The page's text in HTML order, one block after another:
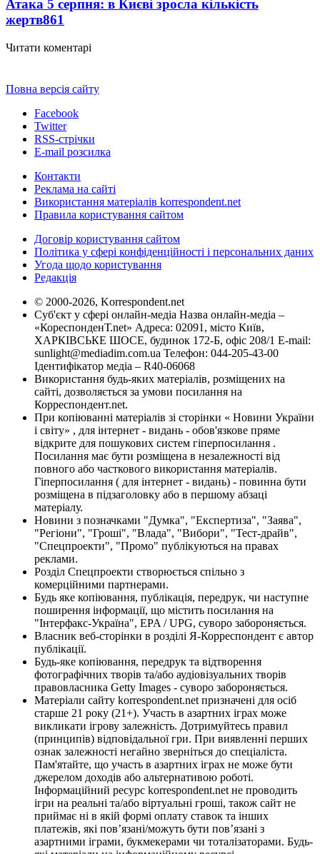
Атака 5 серпня: в Києві зросла кількість
жертв861
Читати коментарі
Повна версія сайту
Facebook
Twitter
RSS-стрічки
E-mail розсилка
Контакти
Реклама на сайті
Використання матеріалів korrespondent.net
Правила користування сайтом
Договір користування сайтом
Політика у сфері конфіденційності і персональних даних
Угода щодо користування
Редакція
© 2000-2026, Korrespondent.net
Суб'єкт у сфері онлайн-медіа Назва онлайн-медіа –
«КореспонденТ.net» Адреса: 02091, місто Київ,
ХАРКІВСЬКЕ ШОСЕ, будинок 172-Б, офіс 208/1 E-mail:
sunlight@mediadim.com.ua Телефон: 044-205-43-00
Ідентифікатор медіа – R40-06068
Використання будь-яких матеріалів, розміщених на
сайті, дозволяється за умови посилання на
Корреспондент.net.
При копіюванні матеріалів зі сторінки « Новини України
і світу» , для інтернет - видань - обов'язкове пряме
відкрите для пошукових систем гіперпосилання .
Посилання має бути розміщена в незалежності від
повного або часткового використання матеріалів.
Гіперпосилання ( для інтернет - видань) - повинна бути
розміщена в підзаголовку або в першому абзаці
матеріалу.
Новини з позначками "Думка", "Експертиза", "Заява",
"Регіони", "Гроші", "Влада", "Вибори", "Тест-драйв",
"Спецпроекти", "Промо" публікуються на правах
реклами.
Розділ Спецпроекти створюється спільно з
комерційними партнерами.
Будь яке копіювання, публікація, передрук, чи наступне
поширення інформації, що містить посилання на
"Інтерфакс-Україна", EPA / UPG, суворо забороняється.
Власник веб-сторінки в розділі Я-Корреспондент є автор
публікації.
Будь-яке копіювання, передрук та відтворення
фотографічних творів та/або аудіовізуальних творів
правовласника Getty Images - суворо забороняється.
Матеріали сайту korrespondent.net призначені для осіб
старше 21 року (21+). Участь в азартних іграх може
викликати ігрову залежність. Дотримуйтесь правил
(принципів) відповідальної гри. При виявленні перших
ознак залежності негайно зверніться до спеціаліста.
Пам'ятайте, що участь в азартних іграх не може бути
джерелом доходів або альтернативою роботі.
Інформаційний ресурс korrespondent.net не проводить
ігри на реальні та/або віртуальні гроші, також сайт не
приймає ні в якій формі оплату ставок та інших
платежів, які пов’язані/можуть бути пов’язані з
азартними іграми, букмекерами чи тоталізаторами. Будь-